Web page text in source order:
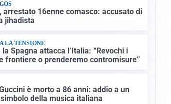
arrestato 16enne comasco: accusato di
jihadista
LA TENSIONE
la Spagna attacca l’Italia: “Revochi i
frontiere o prenderemo contromisure”
è morto a 86 anni: addio a un
della musica italiana